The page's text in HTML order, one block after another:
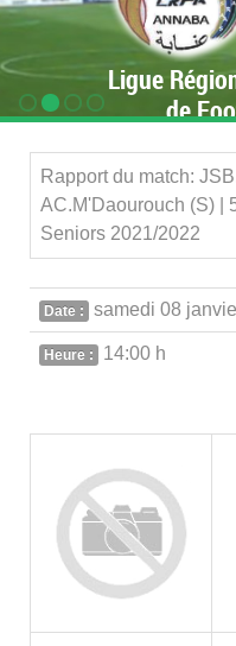
Ligue
de
Rapport du match:
AC.M'Daourouch (S) |
Seniors 2021/2022
Date : samedi 08
Heure : 14:00 h